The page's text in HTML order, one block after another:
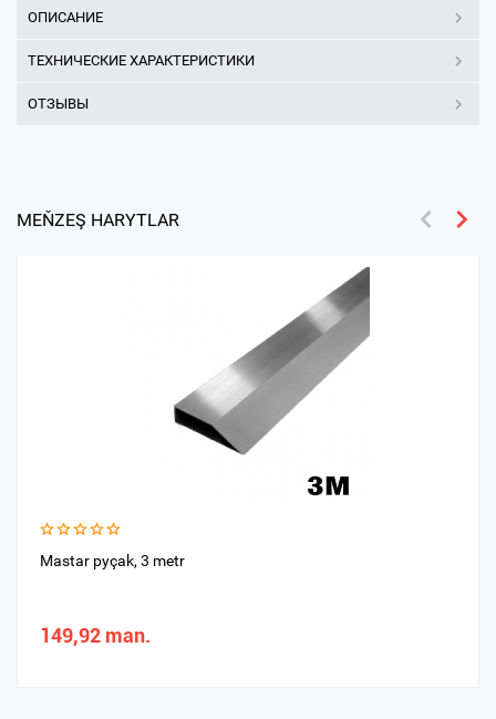
ОПИСАНИЕ
ТЕХНИЧЕСКИЕ ХАРАКТЕРИСТИКИ
ОТЗЫВЫ
MEŇZEŞ HARYTLAR
Mastar pyçak, 3 metr
149,92 man.